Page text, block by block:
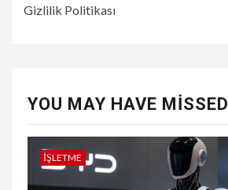
Gizlilik Politikası
YOU MAY HAVE MISSED
İŞLETME